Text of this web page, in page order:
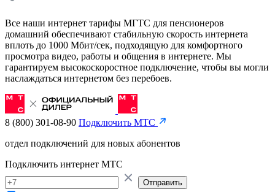
Все наши интернет тарифы МГТС для пенсионеров
домашний обеспечивают стабильную скорость интернета
вплоть до 1000 Мбит/сек, подходящую для комфортного
просмотра видео, работы и общения в интернете. Мы
гарантируем высокоскоростное подключение, чтобы вы могли
наслаждаться интернетом без перебоев.
8 (800) 301-08-90 Подключить МТС
отдел подключений для новых абонентов
Подключить интернет МТС
Отправить